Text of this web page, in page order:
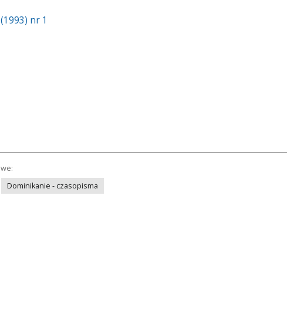
nr 1
Dominikanie - czasopisma